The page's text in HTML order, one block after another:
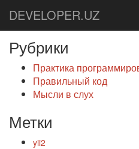
DEVELOPER.UZ
Рубрики
Практика
Правильный код
Мысли в слух
Метки
yii2